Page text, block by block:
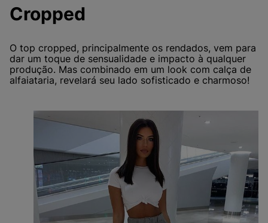
Cropped
O top cropped, principalmente os rendados, vem para
dar um toque de sensualidade e impacto à qualquer
produção. Mas combinado em um look com calça de
alfaiataria, revelará seu lado sofisticado e charmoso!